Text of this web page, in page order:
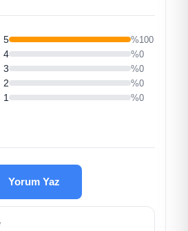
İzolat*
Proteinler
Kabuklu Hayvanlar (Glukozamin
5 %100
4 %0
3 %0
2 %0
1 %0
Yorum Yaz